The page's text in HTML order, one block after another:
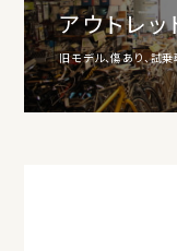
アウトレッ
旧モデル、傷あり、試